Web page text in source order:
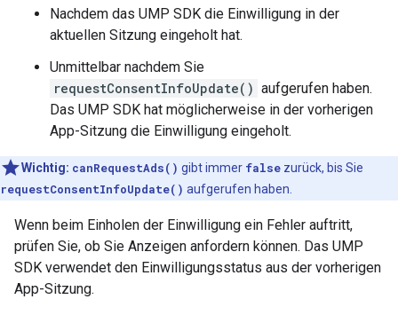
Nachdem das UMP SDK die Einwilligung in der
aktuellen Sitzung eingeholt hat.
Unmittelbar nachdem Sie
requestConsentInfoUpdate() aufgerufen haben.
Das UMP SDK hat möglicherweise in der vorherigen
App-Sitzung die Einwilligung eingeholt.
Wichtig: canRequestAds() gibt immer false zurück, bis Sie
requestConsentInfoUpdate() aufgerufen haben.
Wenn beim Einholen der Einwilligung ein Fehler auftritt,
prüfen Sie, ob Sie Anzeigen anfordern können. Das UMP
SDK verwendet den Einwilligungsstatus aus der vorherigen
App-Sitzung.